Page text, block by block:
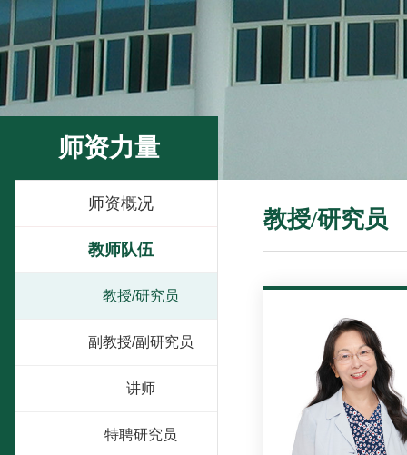
师资力量
师资概况
教师队伍
教授/研究员
副教授/副研究员
讲师
特聘研究员
教授/研究员